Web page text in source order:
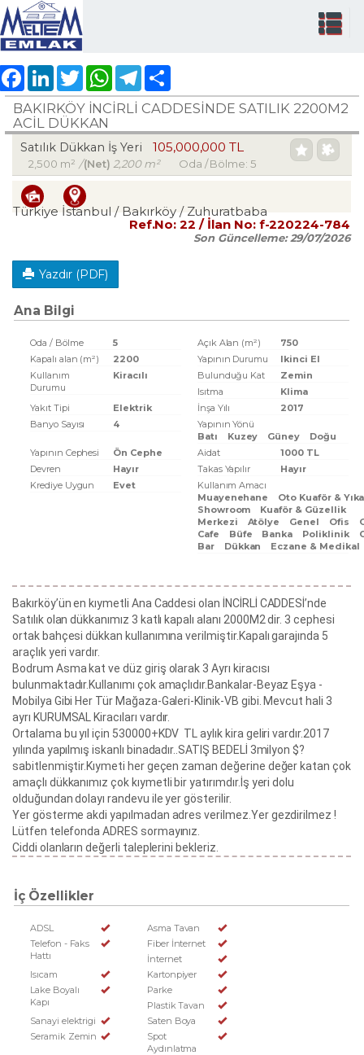
FacebookLinkedInTwitter WhatsAppTelegram
BAKIRKÖY İNCİRLİ CADDESINDE SATILIK 2200M2
ACİL DÜKKAN
Satılık Dükkan İş Yeri 105,000,000 TL
2,500 m² /(Net) 2,200 m² Oda / Bölme: 5
Türkiye İstanbul / Bakırköy/ Zuhuratbaba
Ref.No:22 / İlan No: f-220224-784
Son Güncelleme:29/07/2026
Yazdır (PDF)
Ana Bilgi
Oda / Bölme 5 Açık Alan (m²)
750
Kapalı alan (m²)
2200 Yapının Durumu
Ikinci El
Kullanım
Durumu
Kiracılı Bulunduğu Kat
Zemin
Isıtma
Klima
Yakıt Tipi
Elektrik İnşa Yılı
2017
Banyo Sayısı
4
Yapının Yönü
Batı
Kuzey Güney
Doğu
Yapının Cephesi
Ön Cephe Aidat
1000 TL
Devren
Hayır Takas Yapılır
Hayır
Krediye Uygun
Evet
Kullanım Amacı
Muayenehane
Oto Kuaför &
Showroom
Kuaför & Güzellik
Merkezi
Atölye Genel Ofis
Cafe
Büfe Banka Poliklinik
Bar
Dükkan Eczane & Medikal
Bakırköy’ün en kıymetli Ana Caddesi olan İNCİRLİ CADDESİ’nde
Satılık olan dükkanımız 3 katlı kapalı alanı 2000M2 dir. 3 cephesi
ortak bahçesi dükkan kullanımına verilmiştir.Kapalı garajında 5
araçlık yeri vardır.
Bodrum Asma kat ve düz giriş olarak 3 Ayrı kiracısı
bulunmaktadır.Kullanımı çok amaçlıdır.Bankalar-Beyaz Eşya -
Mobilya Gibi Her Tür Mağaza-Galeri-Klinik-VB gibi. Mevcut hali 3
ayrı KURUMSAL Kiracıları vardır.
Ortalama bu yıl için 530000+KDV TL aylık kira geliri vardır.2017
yılında yapılmış iskanlı binadadır..SATIŞ BEDELİ 3milyon $?
sabitlenmiştir.Kıymeti her geçen zaman değerine değer katan çok
amaçlı dükkanımız çok kıymetli bir yatırımdır.İş yeri dolu
olduğundan dolayı randevu ile yer gösterilir.
Yer gösterme akdi yapılmadan adres verilmez.Yer gezdirilmez !
Lütfen telefonda ADRES sormayınız.
Ciddi olanların değerli taleplerini bekleriz.
İç Özellikler
ADSL
Asma Tavan
Telefon - Faks
Hattı
Fiber İnternet
İnternet
Isıcam
Kartonpiyer
Lake Boyalı
Kapı
Parke
Plastik Tavan
Sanayi elektrigi
Saten Boya
Seramik Zemin
Spot
Aydınlatma